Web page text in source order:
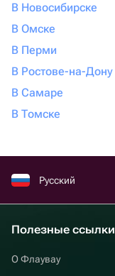
В Новосибирске
В Омске
В Перми
В Ростове-на-Дону
В Самаре
В Томске
Русский
Полезные ссылки
О Флаувау